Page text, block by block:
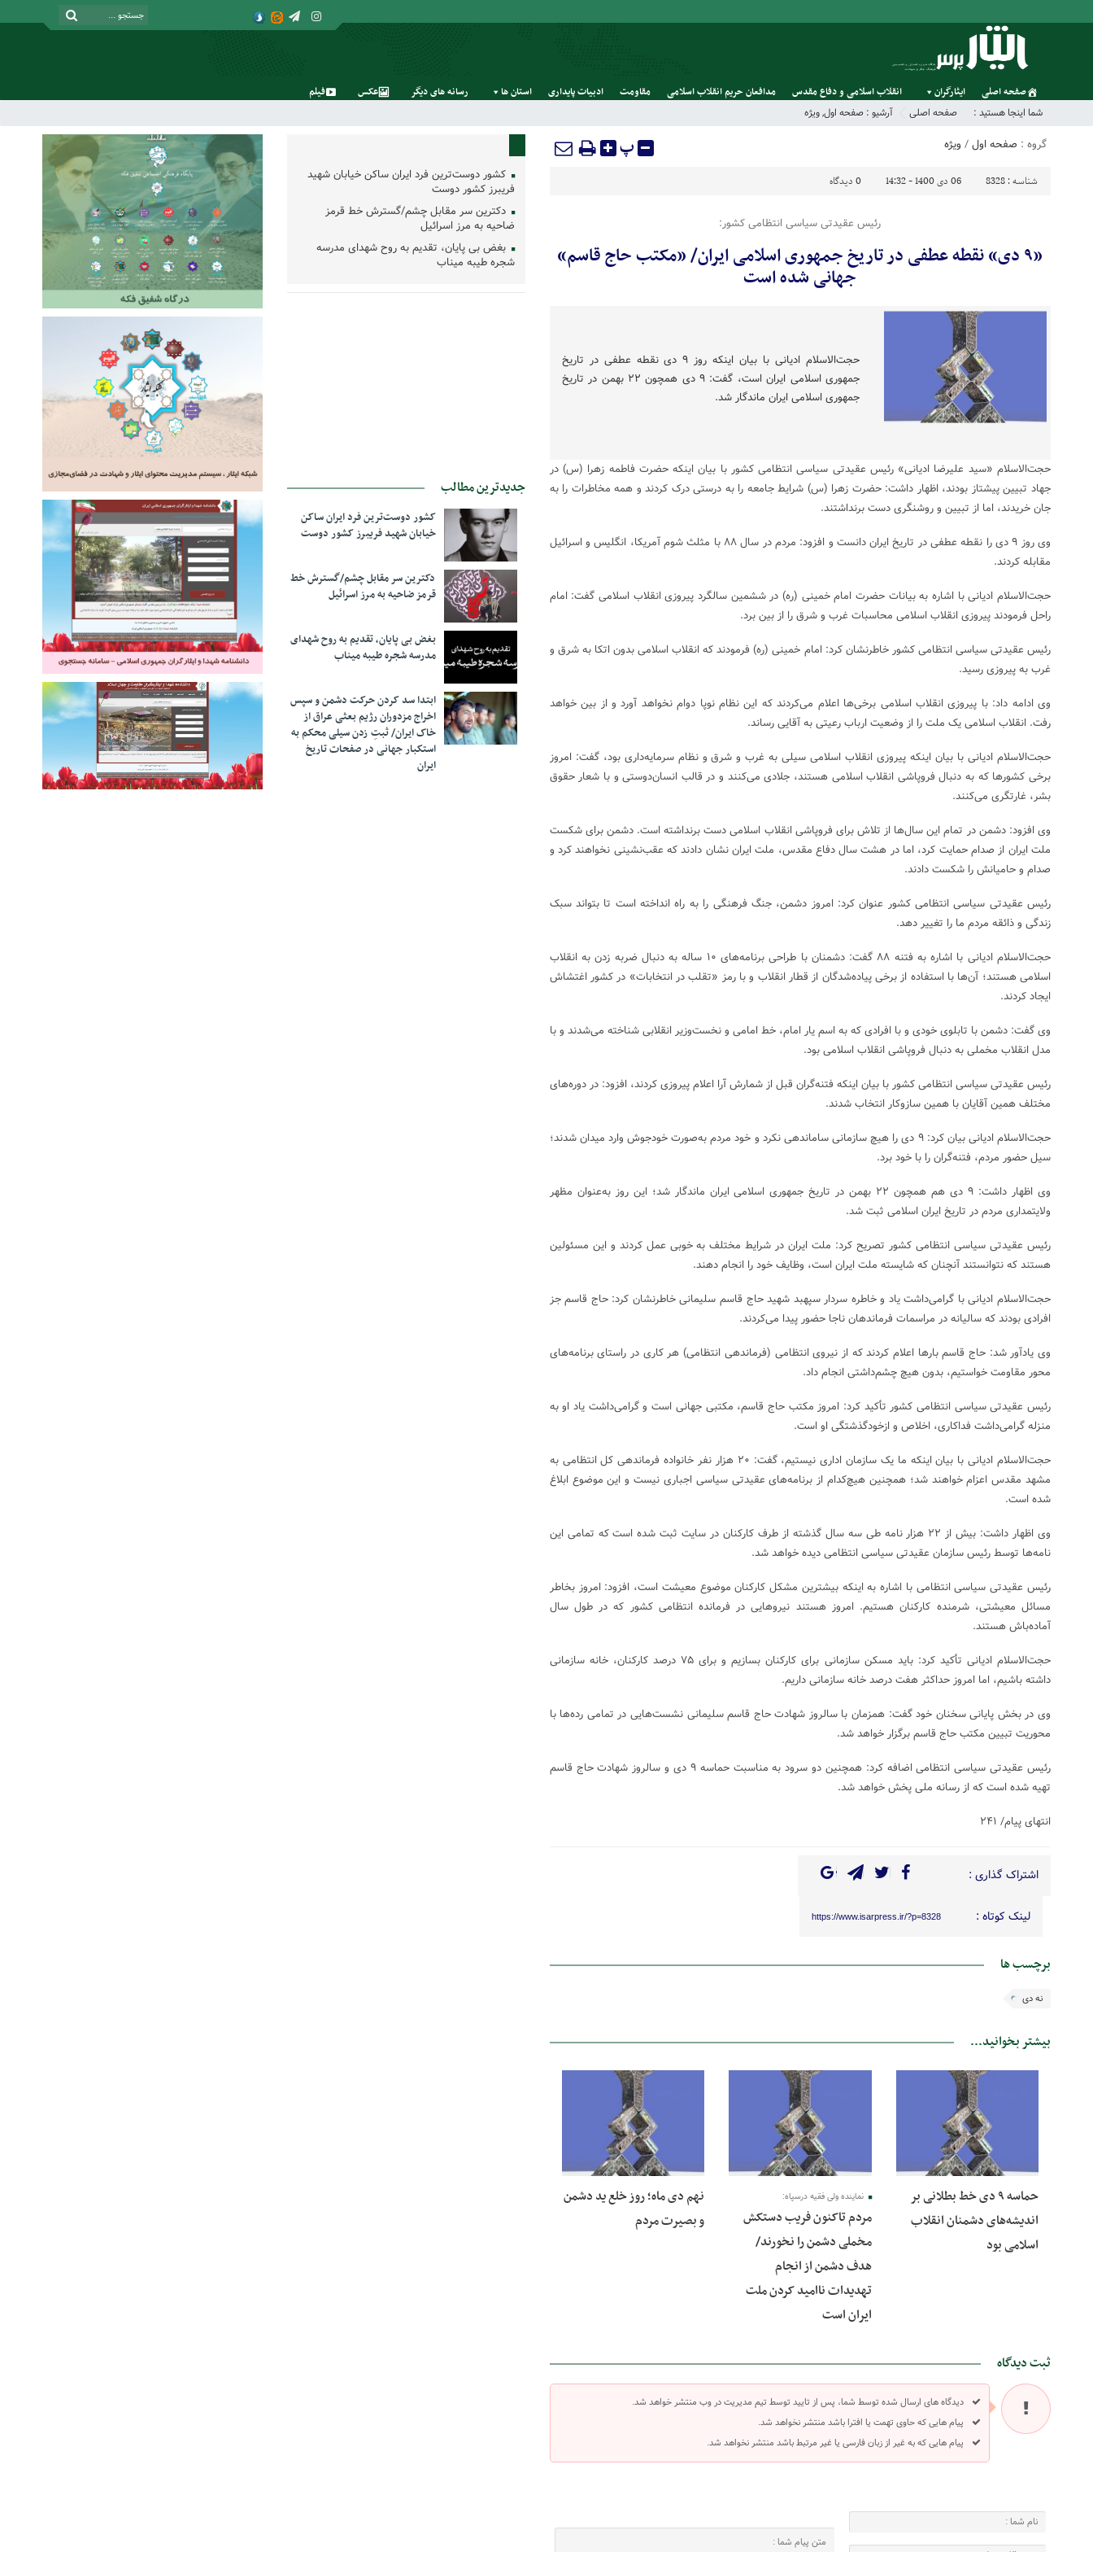
صفحه اصلی ایثارگران انقلاب اسلامی و دفاع مقدس مدافعان حریم انقلاب اسلامی مقاومت ادبیات پایداری استان‌ ها رسانه‌ های‌ دیگر عکس فیلم
شما اینجا هستید : صفحه اصلی آرشیو : صفحه اول,ویژه
گروه : صفحه اول/ ویژه پ
شناسه : 8328 06 دی 1400 - 14:32 0 دیدگاه
رئیس عقیدتی سیاسی انتظامی کشور:
«۹ دی» نقطه عطفی در تاریخ جمهوری اسلامی ایران/ «مکتب حاج قاسم»
جهانی شده است
حجت‌الاسلام ادیانی با بیان اینکه روز ۹ دی نقطه عطفی در تاریخ
جمهوری اسلامی ایران است، گفت: ۹ دی همچون ۲۲ بهمن در تاریخ
جمهوری اسلامی ایران ماندگار شد.
حجت‌الاسلام «سید علیرضا ادیانی» رئیس عقیدتی سیاسی انتظامی کشور با بیان اینکه حضرت فاطمه زهرا (س) در
جهاد تبیین پیشتاز بودند، اظهار داشت: حضرت زهرا (س) شرایط جامعه را به درستی درک کردند و همه مخاطرات را به
جان خریدند، اما از تبیین و روشنگری دست برنداشتند.
وی روز ۹ دی را نقطه عطفی در تاریخ ایران دانست و افزود: مردم در سال ۸۸ با مثلث شوم آمریکا، انگلیس و اسرائیل
مقابله کردند.
حجت‌الاسلام ادیانی با اشاره به بیانات حضرت امام خمینی (ره) در ششمین سالگرد پیروزی انقلاب اسلامی گفت: امام
راحل فرمودند پیروزی انقلاب اسلامی محاسبات غرب و شرق را از بین برد.
رئیس عقیدتی سیاسی انتظامی کشور خاطرنشان کرد: امام خمینی (ره) فرمودند که انقلاب اسلامی بدون اتکا به شرق و
غرب به پیروزی رسید.
وی ادامه داد: با پیروزی انقلاب اسلامی برخی‌ها اعلام‌ می‌کردند که این نظام نوپا دوام نخواهد آورد و از بین خواهد
رفت. انقلاب اسلامی یک ملت را از وضعیت ارباب رعیتی به آقایی رساند.
حجت‌الاسلام ادیانی با بیان اینکه پیروزی انقلاب اسلامی سیلی به غرب و شرق و نظام سرمایه‌داری بود، گفت: امروز
برخی کشور‌ها که به دنبال فروپاشی انقلاب اسلامی هستند، جلادی می‌کنند و در قالب انسان‌دوستی و با شعار حقوق
بشر، غارتگری می‌کنند.
وی افزود: دشمن در تمام این سال‌ها از تلاش برای فروپاشی انقلاب اسلامی دست برنداشته‌ است. دشمن برای شکست
ملت ایران از صدام حمایت کرد، اما در هشت سال دفاع مقدس، ملت ایران نشان دادند که عقب‌نشینی نخواهند کرد و
صدام و حامیانش را شکست دادند.
رئیس عقیدتی سیاسی انتظامی کشور عنوان کرد: امروز دشمن، جنگ فرهنگی را به راه‌ انداخته است تا بتواند سبک
زندگی و ذائقه مردم ما را تغییر دهد.
حجت‌الاسلام ادیانی با اشاره به فتنه ۸۸ گفت: دشمنان با طراحی برنامه‌های ۱۰ ساله به دنبال ضربه زدن به انقلاب
اسلامی هستند؛ آن‌ها با استفاده از برخی پیاده‌شدگان از قطار انقلاب و با رمز «تقلب در انتخابات» در کشور اغتشاش
ایجاد کردند.
وی گفت: دشمن با تابلوی خودی و با افرادی که به اسم یار امام، خط امامی و نخست‌وزیر انقلابی شناخته می‌شدند و با
مدل انقلاب مخملی به دنبال فروپاشی انقلاب اسلامی بود.
رئیس عقیدتی سیاسی انتظامی کشور با بیان اینکه فتنه‌گران قبل از شمارش آرا اعلام پیروزی کردند، افزود: در دوره‌های
مختلف همین آقایان با همین سازوکار انتخاب شدند.
حجت‌الاسلام ادیانی بیان کرد: ۹ دی را هیچ سازمانی ساماندهی نکرد و خود مردم به‌صورت خودجوش وارد میدان شدند؛
سیل حضور مردم، فتنه‌گران را با خود برد.
وی اظهار داشت: ۹ دی هم همچون ۲۲ بهمن در تاریخ جمهوری اسلامی ایران ماندگار شد؛ این روز به‌عنوان مظهر
ولایتمداری مردم در تاریخ ایران اسلامی ثبت شد.
رئیس عقیدتی سیاسی انتظامی کشور تصریح کرد: ملت ایران در شرایط مختلف به خوبی عمل کردند و این مسئولین
هستند که نتوانستند آنچنان که شایسته ملت ایران است، وظایف خود را انجام دهند.
حجت‌الاسلام ادیانی با گرامی‌داشت یاد و خاطره سردار سپهبد شهید حاج قاسم سلیمانی خاطرنشان کرد: حاج قاسم جز
افرادی بودند که سالیانه در مراسمات فرماندهان ناجا حضور پیدا می‌کردند.
وی یادآور شد: حاج قاسم بار‌ها اعلام کردند که از نیروی انتظامی (فرماندهی انتظامی) هر کاری در راستای برنامه‌های
محور مقاومت خواستیم، بدون هیچ چشم‌داشتی انجام داد.
رئیس عقیدتی سیاسی انتظامی کشور تأکید کرد: امروز مکتب حاج قاسم، مکتبی جهانی است و گرامی‌داشت یاد او به
منزله گرامی‌داشت فداکاری، اخلاص و ازخودگذشتگی او است.
حجت‌الاسلام ادیانی با بیان اینکه ما یک سازمان اداری نیستیم، گفت: ۲۰ هزار نفر خانواده فرماندهی کل انتظامی به
مشهد مقدس اعزام خواهند شد؛ همچنین هیچ‌کدام از برنامه‌های عقیدتی سیاسی اجباری نیست و این موضوع ابلاغ
شده است.
وی اظهار داشت: بیش از ۲۲ هزار نامه طی سه سال گذشته از طرف کارکنان در سایت ثبت شده است که تمامی این
نامه‌ها توسط رئیس سازمان عقیدتی سیاسی انتظامی دیده خواهد شد.
رئیس عقیدتی سیاسی انتظامی با اشاره به اینکه بیشترین مشکل کارکنان موضوع معیشت است، افزود: امروز بخاطر
مسائل معیشتی، شرمنده کارکنان هستیم. امروز هستند نیرو‌هایی در فرمانده انتظامی کشور که در طول سال
آماده‌باش هستند.
حجت‌الاسلام ادیانی تأکید کرد: باید مسکن سازمانی برای کارکنان بسازیم و برای ۷۵ درصد کارکنان، خانه سازمانی
داشته باشیم، اما امروز حداکثر هفت درصد خانه سازمانی داریم.
وی در بخش پایانی سخنان خود گفت: همزمان با سالروز شهادت حاج قاسم سلیمانی نشست‌هایی در تمامی رده‌ها با
محوریت تبیین مکتب حاج قاسم برگزار خواهد شد.
رئیس عقیدتی سیاسی انتظامی اضافه کرد: همچنین دو سرود به مناسبت حماسه ۹ دی و سالروز شهادت حاج قاسم
تهیه شده است که از رسانه ملی پخش خواهد شد.
انتهای پیام/ ۲۴۱
اشتراک گذاری :
لینک کوتاه : https://www.isarpress.ir/?p=8328
برچسب ها
نه دی
بیشتر بخوانید...
حماسه ۹ دی خط بطلانی بر
اندیشه‌های دشمنان انقلاب
اسلامی بود
نماینده ولی فقیه درسپاه:
مردم تاکنون فریب دستکش
مخملی دشمن را نخورند/
هدف دشمن از انجام
‌تهدیدات ناامید کردن ملت
ایران است
نهم دی ماه؛ روز خلع ید دشمن
و بصیرت مردم
ثبت دیدگاه
دیدگاه های ارسال شده توسط شما، پس از تایید توسط تیم مدیریت در وب منتشر خواهد شد.
پیام هایی که حاوی تهمت یا افترا باشد منتشر نخواهد شد.
پیام هایی که به غیر از زبان فارسی یا غیر مرتبط باشد منتشر نخواهد شد.
کشور دوست‌ترین فرد ایران ساکن خیابان شهید
فریبرز کشور دوست
دکترین سر مقابل چشم/گسترش خط قرمز
ضاحیه به مرز اسرائیل
بغض بی پایان، تقدیم به روح شهدای مدرسه
شجره طیبه میناب
جدیدترین مطالب
کشور دوست‌ترین فرد ایران ساکن
خیابان شهید فریبرز کشور دوست
دکترین سر مقابل چشم/گسترش خط
قرمز ضاحیه به مرز اسرائیل
بغض بی پایان، تقدیم به روح شهدای
مدرسه شجره طیبه میناب
ابتدا سد کردن حرکت دشمن و سپس
اخراج مزدوران رژیم بعثی عراق از
خاک ایران/ ثبتِ زدن سیلی محکم به
استکبار جهانی در صفحات تاریخ
ایران